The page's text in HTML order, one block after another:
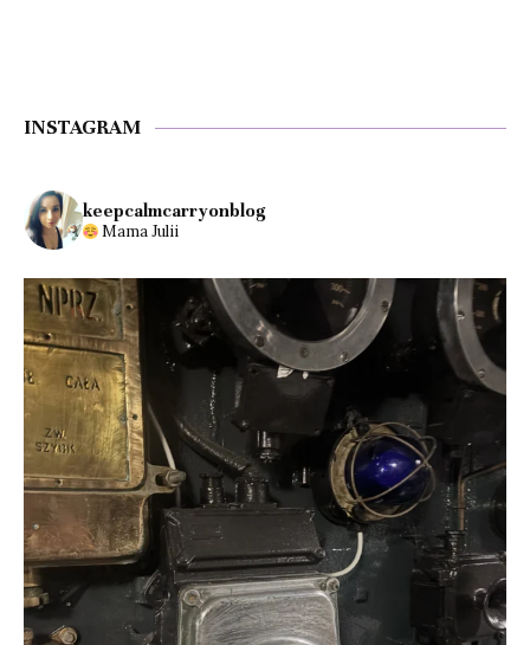
INSTAGRAM
keepcalmcarryonblog
Mama Julii